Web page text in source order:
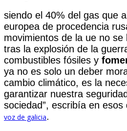
siendo el 40% del gas que
europea de procedencia
movimientos de la ue no se
tras la explosión de la
combustibles fósiles y
ya no es solo un deber
cambio climático, es la
garantizar nuestra
sociedad”, escribía en
voz de galicia.